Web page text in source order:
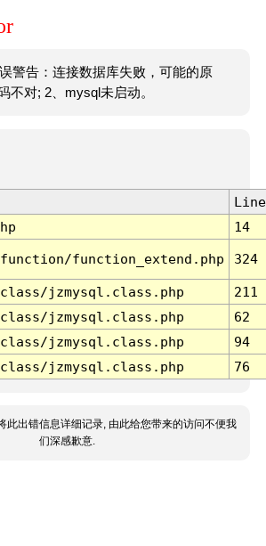
警告：连接数据库失败，可能的原
不对; 2、mysql未启动。
Line
14
function_extend.php 324
jzmysql.class.php
211
jzmysql.class.php
62
jzmysql.class.php
94
jzmysql.class.php 76
此出错信息详细记录, 由此给您带来的访问不便我
们深感歉意.